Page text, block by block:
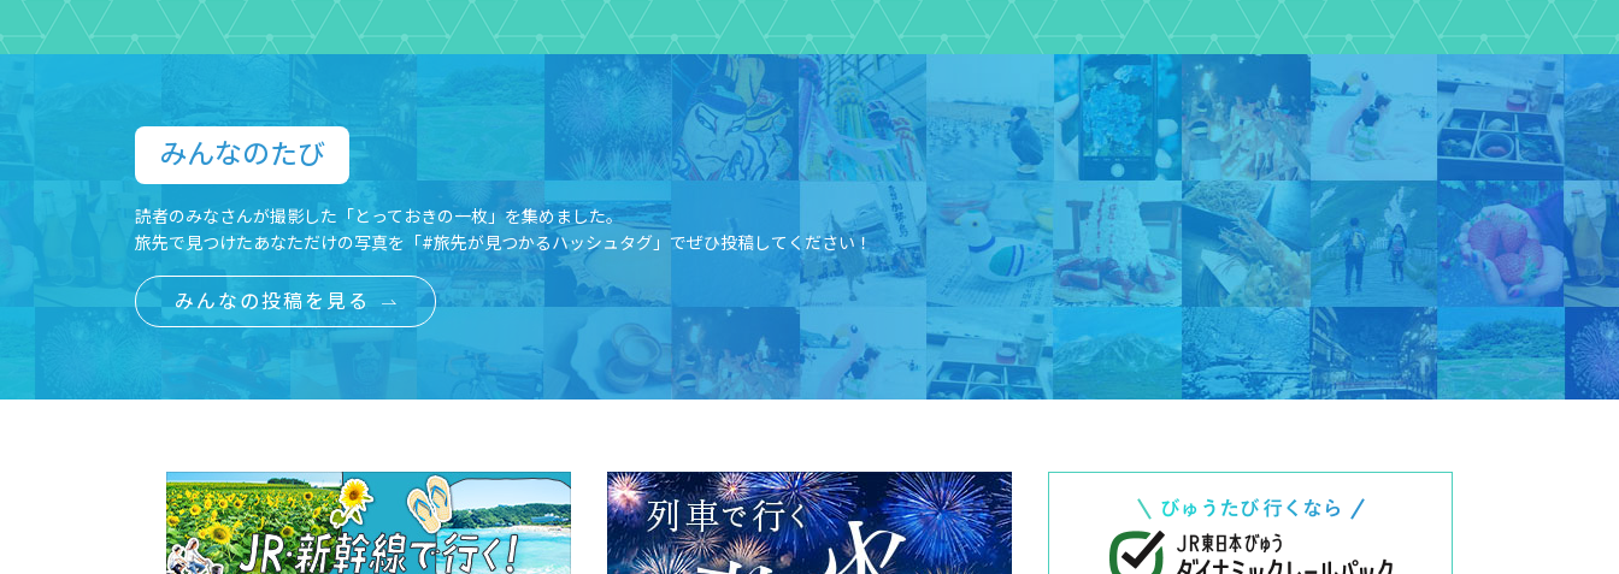
みんなのたび​
読者のみなさんが撮影した「とっておきの一枚」を集めました。​
旅先で見つけたあなただけの写真を「#旅先が見つかるハッシュタグ」でぜひ投稿してください！​
みんなの投稿を見る